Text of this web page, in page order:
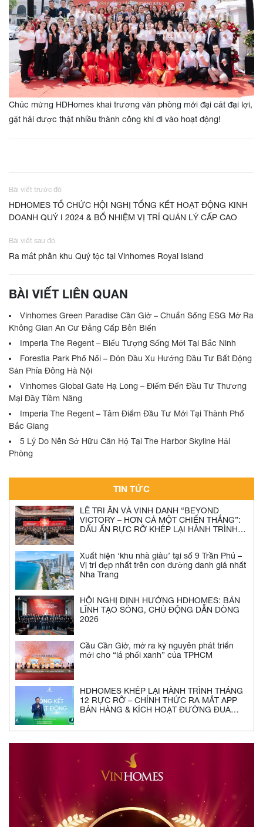
Chúc mừng HDHomes khai trương văn phòng mới đại cát đại lợi,
gặt hái được thật nhiều thành công khi đi vào hoạt động!
Bài viết trước đó
HDHOMES TỔ CHỨC HỘI NGHỊ TỔNG KẾT HOẠT ĐỘNG KINH
DOANH QUÝ I 2024 & BỔ NHIỆM VỊ TRÍ QUẢN LÝ CẤP CAO
Bài viết sau đó
Ra mắt phân khu Quý tộc tại Vinhomes Royal Island
BÀI VIẾT LIÊN QUAN
Vinhomes Green Paradise Cần Giờ – Chuẩn Sống ESG Mở Ra
Không Gian An Cư Đẳng Cấp Bên Biển
Imperia The Regent – Biểu Tượng Sống Mới Tại Bắc Ninh
Forestia Park Phố Nối – Đón Đầu Xu Hướng Đầu Tư Bất Động
Sản Phía Đông Hà Nội
Vinhomes Global Gate Hạ Long – Điểm Đến Đầu Tư Thương
Mại Đầy Tiềm Năng
Imperia The Regent – Tâm Điểm Đầu Tư Mới Tại Thành Phố
Bắc Giang
5 Lý Do Nên Sở Hữu Căn Hộ Tại The Harbor Skyline Hải
Phòng
TIN TỨC
LỄ TRI ÂN VÀ VINH DANH “BEYOND
VICTORY – HƠN CẢ MỘT CHIẾN THẮNG”:
DẤU ẤN RỰC RỠ KHÉP LẠI HÀNH TRÌNH
Xuất hiện ‘khu nhà giàu’ tại số 9 Trần Phú –
Vị trí đẹp nhất trên con đường danh giá nhất
Nha Trang
HỘI NGHỊ ĐỊNH HƯỚNG HDHOMES: BẢN
LĨNH TẠO SÓNG, CHỦ ĐỘNG DẪN DÒNG
2026
Cầu Cần Giờ, mở ra kỷ nguyên phát triển
mới cho “lá phổi xanh” của TPHCM
HDHOMES KHÉP LẠI HÀNH TRÌNH THÁNG
12 RỰC RỠ – CHÍNH THỨC RA MẮT APP
BÁN HÀNG & KÍCH HOẠT ĐƯỜNG ĐUA